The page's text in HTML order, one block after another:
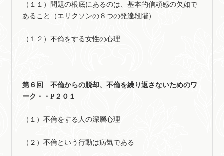
（１１）問題の根底にあるのは、基本的信頼感の欠如で
あること（エリクソンの８つの発達段階）
（１２）不倫をする女性の心理
第６回 不倫からの脱却、不倫を繰り返さないためのワ
ーク・・P２０１
（１）不倫をする人の深層心理
（２）不倫という行動は病気である